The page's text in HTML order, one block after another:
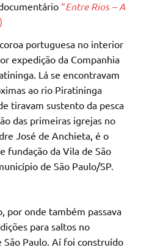
“Entre Rios – A
)
portuguesa no interior
expedição da Companhia
Lá se encontravam
ao rio Piratininga
tiravam sustento da pesca
das primeiras igrejas no
José de Anchieta, é o
fundação da Vila de São
de São Paulo/SP.
por onde também passava
para saltos no
São Paulo. Aí foi construído